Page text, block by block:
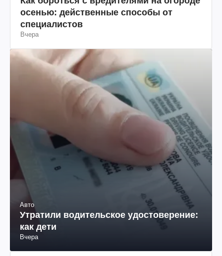
осенью: действенные способы от
специалистов
Вчера
Авто
Утратили водительское удостоверение:
как дети
Вчера